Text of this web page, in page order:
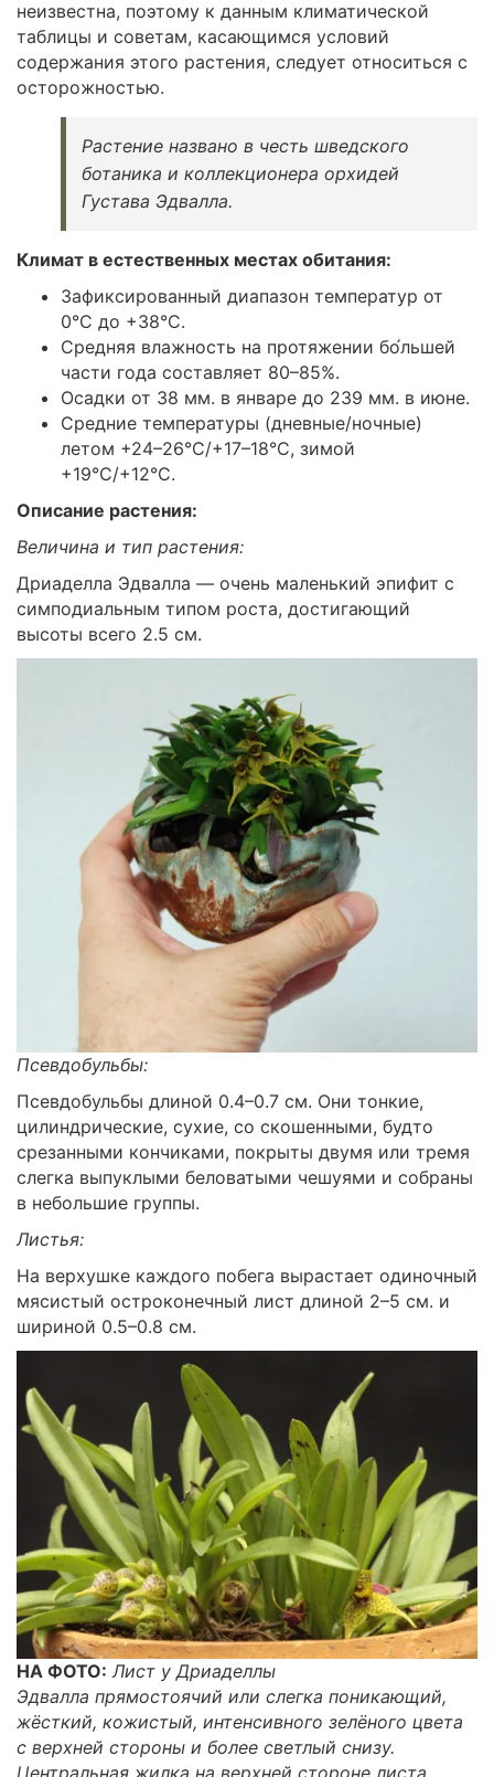
неизвестна, поэтому к данным климатической
таблицы и советам, касающимся условий
содержания этого растения, следует относиться с
осторожностью.
Растение названо в честь шведского
ботаника и коллекционера орхидей
Густава Эдвалла.
Климат в естественных местах обитания:
Зафиксированный диапазон температур от
0°C до +38°C.
Средняя влажность на протяжении бо́льшей
части года составляет 80–85%.
Осадки от 38 мм. в январе до 239 мм. в июне.
Средние температуры (дневные/ночные)
летом +24–26°C/+17–18°C, зимой
+19°C/+12°C.
Описание растения:
Величина и тип растения:
Дриаделла Эдвалла — очень маленький эпифит с
симподиальным типом роста, достигающий
высоты всего 2.5 см.
Псевдобульбы:
Псевдобульбы длиной 0.4–0.7 см. Они тонкие,
цилиндрические, сухие, со скошенными, будто
срезанными кончиками, покрыты двумя или тремя
слегка выпуклыми беловатыми чешуями и собраны
в небольшие группы.
Листья:
На верхушке каждого побега вырастает одиночный
мясистый остроконечный лист длиной 2–5 см. и
шириной 0.5–0.8 см.
НА ФОТО: Лист у Дриаделлы
Эдвалла прямостоячий или слегка поникающий,
жёсткий, кожистый, интенсивного зелёного цвета
с верхней стороны и более светлый снизу.
Центральная жилка на верхней стороне листа